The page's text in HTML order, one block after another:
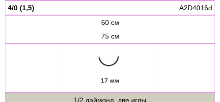
4/0 (1,5)
A2D4016d
60 см
75 см
1/2 даймонд, две иглы